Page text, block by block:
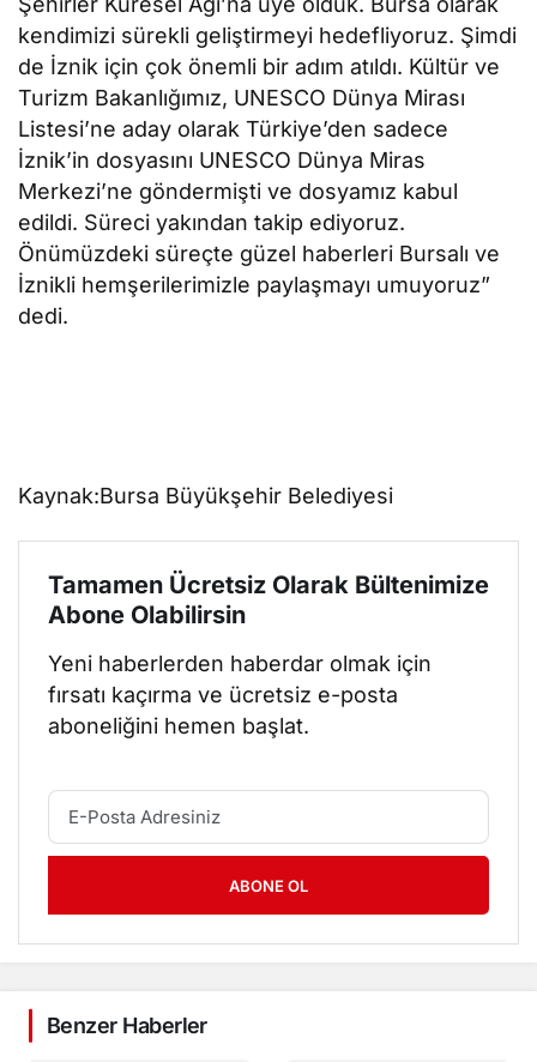
kendimizi sürekli geliştirmeyi hedefliyoruz. Şimdi
de İznik için çok önemli bir adım atıldı. Kültür ve
Turizm Bakanlığımız, UNESCO Dünya Mirası
Listesi’ne aday olarak Türkiye’den sadece
İznik’in dosyasını UNESCO Dünya Miras
Merkezi’ne göndermişti ve dosyamız kabul
edildi. Süreci yakından takip ediyoruz.
Önümüzdeki süreçte güzel haberleri Bursalı ve
İznikli hemşerilerimizle paylaşmayı umuyoruz”
dedi.
Kaynak:Bursa Büyükşehir Belediyesi
Tamamen Ücretsiz Olarak Bültenimize
Abone Olabilirsin
Yeni haberlerden haberdar olmak için
fırsatı kaçırma ve ücretsiz e-posta
aboneliğini hemen başlat.
ABONE OL
Benzer Haberler